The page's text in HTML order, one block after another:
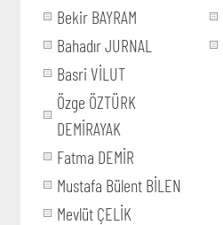
Bekir BAYRAM
Bahadır JURNAL
Basri VİLUT
Özge ÖZTÜRK
DEMİRAYAK
Fatma DEMİR
Mustafa Bülent BİLEN
Mevlüt ÇELİK